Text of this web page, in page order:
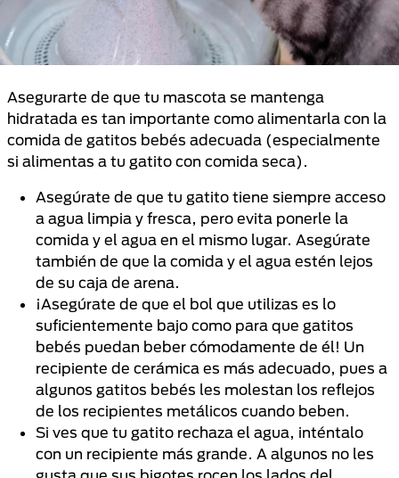
Asegurarte de que tu mascota se mantenga
hidratada es tan importante como alimentarla con la
comida de gatitos bebés adecuada (especialmente
si alimentas a tu gatito con comida seca).
Asegúrate de que tu gatito tiene siempre acceso
a agua limpia y fresca, pero evita ponerle la
comida y el agua en el mismo lugar. Asegúrate
también de que la comida y el agua estén lejos
de su caja de arena.
¡Asegúrate de que el bol que utilizas es lo
suficientemente bajo como para que gatitos
bebés puedan beber cómodamente de él! Un
recipiente de cerámica es más adecuado, pues a
algunos gatitos bebés les molestan los reflejos
de los recipientes metálicos cuando beben.
Si ves que tu gatito rechaza el agua, inténtalo
con un recipiente más grande. A algunos no les